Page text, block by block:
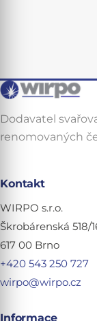
Dodavatel
renomovaných
Kontakt
WIRPO s.r.o.
Škrobárenská 518/
617 00 Brno
+420 543 250 727
wirpo@wirpo.cz
Informace